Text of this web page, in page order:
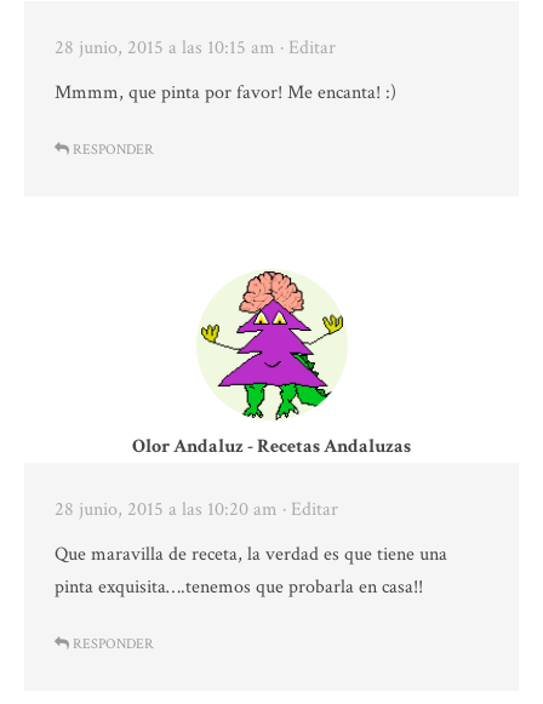
28 junio, 2015 a las 10:15 am · Editar
Mmmm, que pinta por favor! Me encanta! :)
RESPONDER
Olor Andaluz - Recetas Andaluzas
28 junio, 2015 a las 10:20 am · Editar
Que maravilla de receta, la verdad es que tiene una
pinta exquisita….tenemos que probarla en casa!!
RESPONDER